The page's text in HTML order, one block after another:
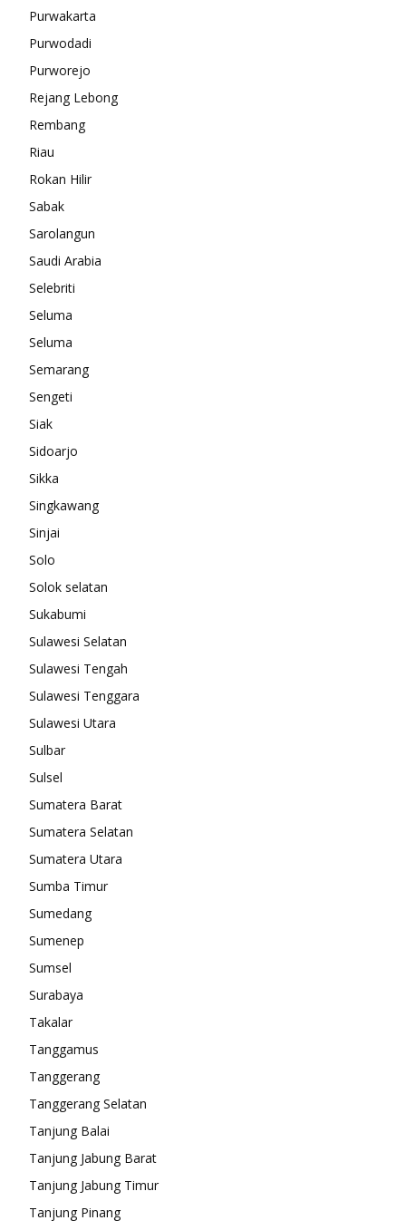
Purwakarta
Purwodadi
Purworejo
Rejang Lebong
Rembang
Riau
Rokan Hilir
Sabak
Sarolangun
Saudi Arabia
Selebriti
Seluma
Seluma
Semarang
Sengeti
Siak
Sidoarjo
Sikka
Singkawang
Sinjai
Solo
Solok selatan
Sukabumi
Sulawesi Selatan
Sulawesi Tengah
Sulawesi Tenggara
Sulawesi Utara
Sulbar
Sulsel
Sumatera Barat
Sumatera Selatan
Sumatera Utara
Sumba Timur
Sumedang
Sumenep
Sumsel
Surabaya
Takalar
Tanggamus
Tanggerang
Tanggerang Selatan
Tanjung Balai
Tanjung Jabung Barat
Tanjung Jabung Timur
Tanjung Pinang